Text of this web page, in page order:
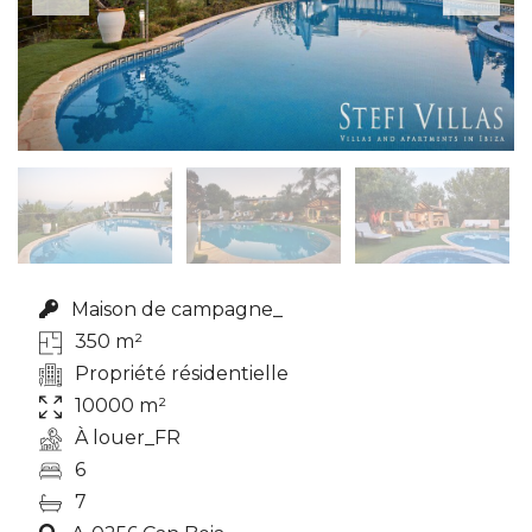
Maison de campagne_
350 m²
Propriété résidentielle
10000 m²
À louer_FR
6
7